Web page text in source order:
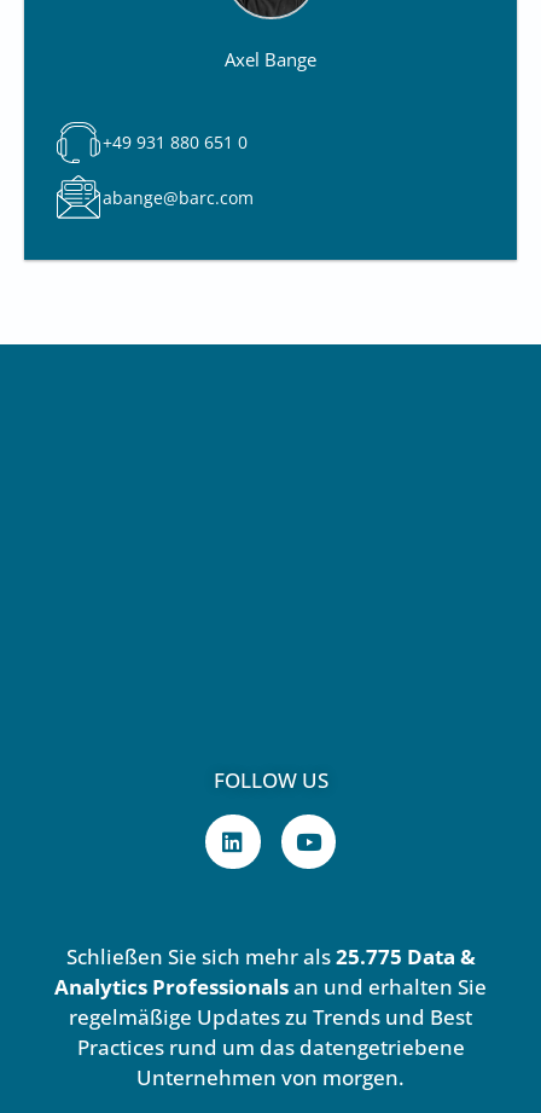
Axel Bange
+49 931 880 651 0
abange@barc.com
FOLLOW US
L
i
n
i
n
Y
o
u
e
Schließen Sie sich mehr als25.775 Data &
Analytics Professionalsan und erhalten Sie
regelmäßige Updates zu Trends und Best
Practices rund um das datengetriebene
Unternehmen von morgen.